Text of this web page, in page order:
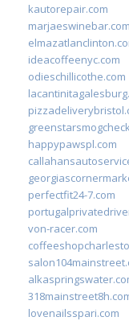
kautorepair.com
marjaeswinebar.com
ideacoffeenyc.com
odieschillicothe.com
happypawspl.com
perfectfit24-7.com
von-racer.com
lovenailsspari.com